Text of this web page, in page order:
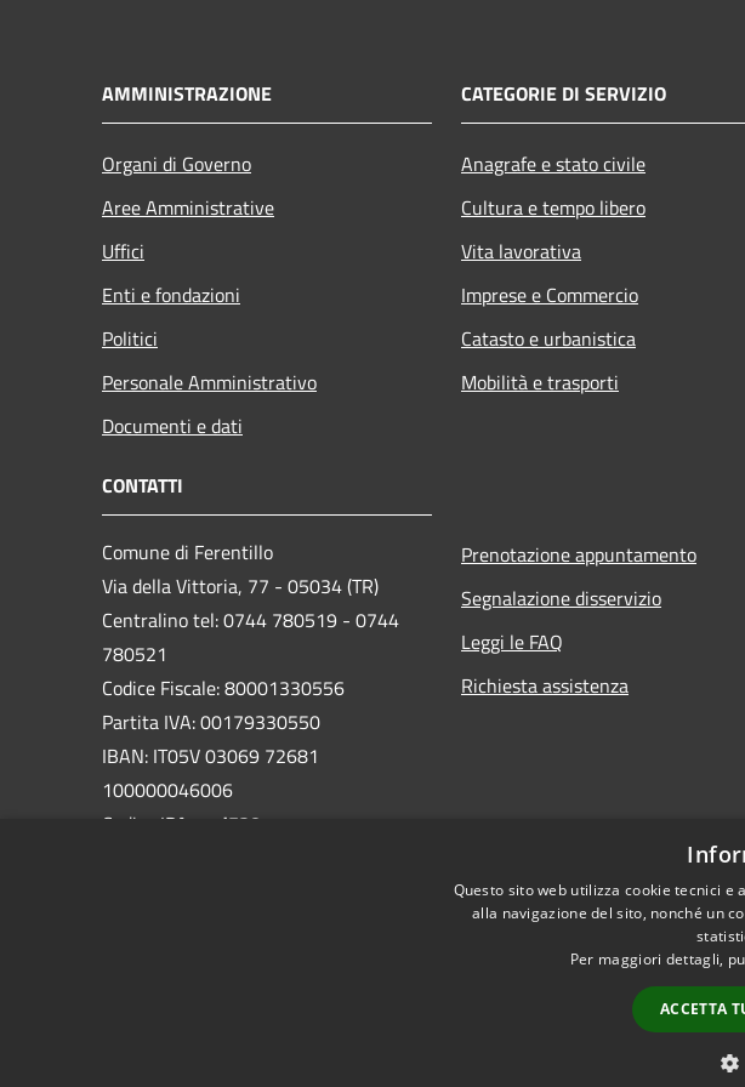
AMMINISTRAZIONE
Organi di Governo
Aree Amministrative
Uffici
Enti e fondazioni
Politici
Personale Amministrativo
Documenti e dati
CATEGORIE DI SERVIZIO
Anagrafe e stato civile
Cultura e tempo libero
Vita lavorativa
Imprese e Commercio
Catasto e urbanistica
Mobilità e trasporti
CONTATTI
Comune di Ferentillo
Via della Vittoria, 77 - 05034 (TR)
Centralino tel: 0744 780519 - 0744
780521
Codice Fiscale: 80001330556
Partita IVA: 00179330550
IBAN: IT05V 03069 72681
100000046006
Codice IPA:
c_d538
Prenotazione appuntamento
Segnalazione disservizio
Leggi le FAQ
Richiesta assistenza
Questo sito web utilizza cookie tecnici
alla navigazione del sito, nonché un
Per maggiori dettagli,
ACCETTA